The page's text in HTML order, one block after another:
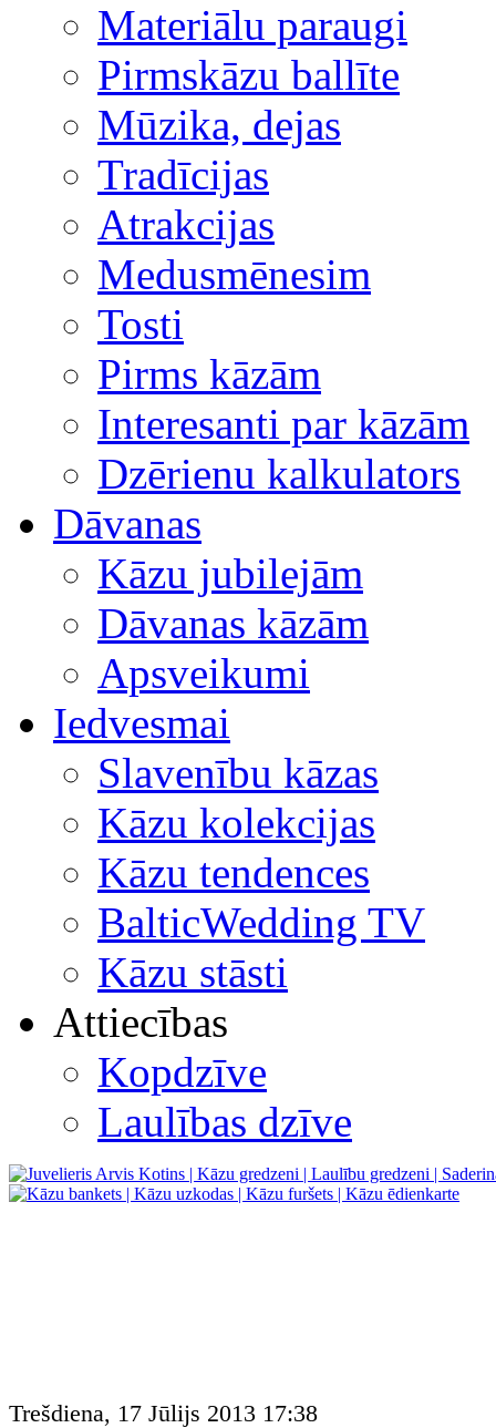
Materiālu paraugi
Pirmskāzu ballīte
Mūzika, dejas
Tradīcijas
Atrakcijas
Medusmēnesim
Tosti
Pirms kāzām
Interesanti par kāzām
Dzērienu kalkulators
Dāvanas
Kāzu jubilejām
Dāvanas kāzām
Apsveikumi
Iedvesmai
Slavenību kāzas
Kāzu kolekcijas
Kāzu tendences
BalticWedding TV
Kāzu stāsti
Attiecības
Kopdzīve
Laulības dzīve
Trešdiena, 17 Jūlijs 2013 17:38